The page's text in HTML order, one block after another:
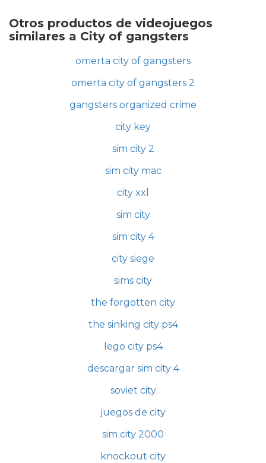
Otros productos de videojuegos
similares a City of gangsters
omerta city of gangsters
omerta city of gangsters 2
gangsters organized crime
city key
sim city 2
sim city mac
city xxl
sim city
sim city 4
city siege
sims city
the forgotten city
the sinking city ps4
lego city ps4
descargar sim city 4
soviet city
juegos de city
sim city 2000
knockout city